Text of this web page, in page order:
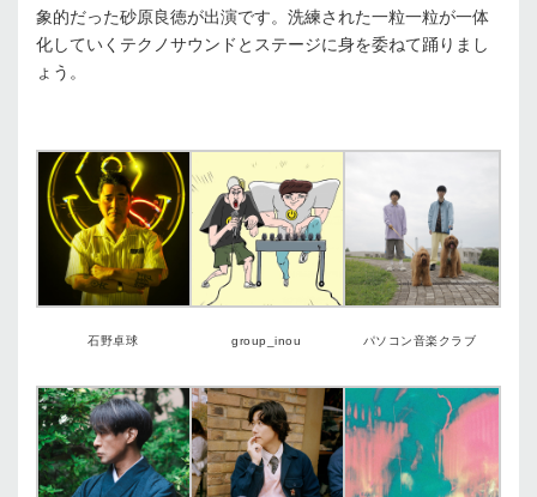
象的だった砂原良徳が出演です。洗練された一粒一粒が一体
化していくテクノサウンドとステージに身を委ねて踊りまし
ょう。
石野卓球 group_inou パソコン音楽クラブ